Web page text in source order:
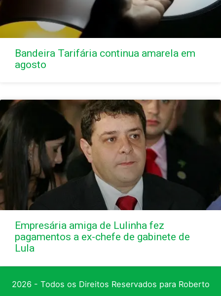
Bandeira Tarifária continua amarela em
agosto
Empresária amiga de Lulinha fez
pagamentos a ex-chefe de gabinete de
Lula
2026 - Todos os Direitos Reservados para Roberto